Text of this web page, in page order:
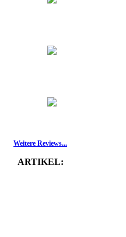
Weitere Reviews...
ARTIKEL: